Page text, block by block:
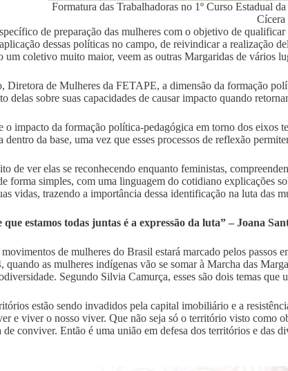
Formatura das Trabalhadoras no 1º Curso
de preparação das mulheres com o objetivo de
dessas políticas no campo, de reivindicar a realização
um coletivo muito maior, veem as outras Margaridas de vários
Diretora de Mulheres da FETAPE, a dimensão da formação
delas sobre suas capacidades de causar impacto quando
impacto da formação política-pedagógica em torno dos eixos
da base, uma vez que esses processos de reflexão
de ver elas se reconhecendo enquanto feministas,
forma simples, com uma linguagem do cotidiano explicações
vidas, trazendo a importância dessa identificação na luta das
estamos todas juntas é a expressão da luta” – Joana
de mulheres do Brasil estará marcado pelos
quando as mulheres indígenas vão se somar à Marcha das
Segundo Silvia Camurça, esses são dois temas que
estão sendo invadidos pela capital imobiliário e a
e viver o nosso viver. Que não seja só o território visto como
de conviver. Então é uma união em defesa dos territórios e das